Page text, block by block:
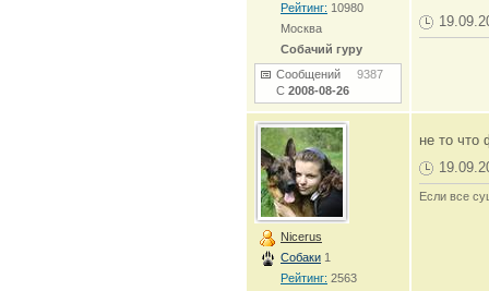
Рейтинг: 10980
Москва
Собачий гуру
Сообщений 9387
С 2008-08-26
Nicerus
Собаки 1
Рейтинг: 2563
не то что
Если все